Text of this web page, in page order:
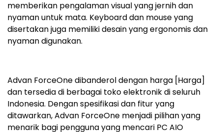
memberikan pengalaman visual yang jernih dan
nyaman untuk mata. Keyboard dan mouse yang
disertakan juga memiliki desain yang ergonomis dan
nyaman digunakan.
Advan ForceOne dibanderol dengan harga [Harga]
dan tersedia di berbagai toko elektronik di seluruh
Indonesia. Dengan spesifikasi dan fitur yang
ditawarkan, Advan ForceOne menjadi pilihan yang
menarik bagi pengguna yang mencari PC AIO